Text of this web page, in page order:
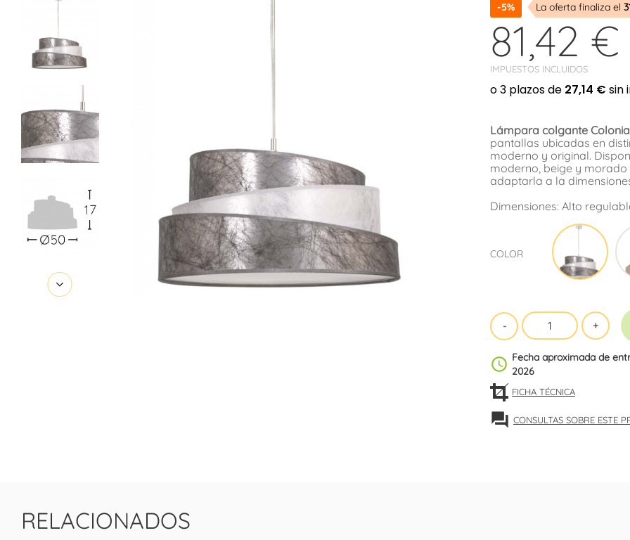
-5% La oferta finaliza el
81,42 €
IMPUESTOS INCLUIDOS
Lámpara colgante Colonia
pantallas ubicadas en
moderno y original.
moderno, beige y
adaptarla a la
Dimensiones: Alto
COLOR
Plata
schedule Fecha aproximada de
2026
FICHA TÉCNICA
forum CONSULTAS SOBRE ESTE
RELACIONADOS